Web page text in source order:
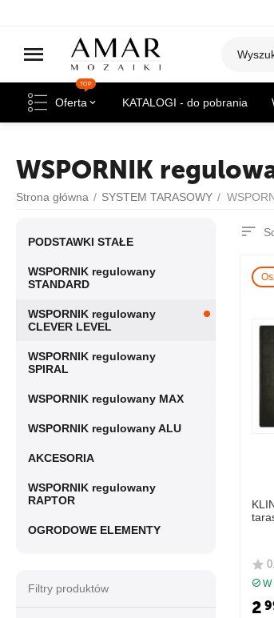
Oferta
TOP
KATALOGI - do pobrania
WSPORNIK
Strona główna / SYSTEM TARASOWY /
W
2
PODSTAWKI STAŁE
WSPORNIK regulowany
STANDARD
WSPORNIK regulowany
CLEVER LEVEL
WSPORNIK regulowany
SPIRAL
WSPORNIK regulowany MAX
WSPORNIK regulowany ALU
AKCESORIA
WSPORNIK regulowany
RAPTOR
OGRODOWE ELEMENTY
Filtry produktów